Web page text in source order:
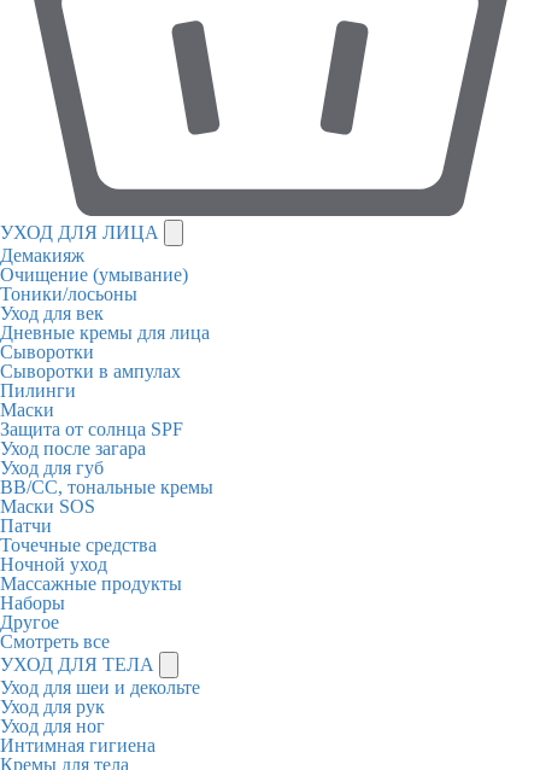
УХОД ДЛЯ ЛИЦА
Демакияж
Очищение (умывание)
Тоники/лосьоны
Уход для век
Дневные кремы для лица
Сыворотки
Сыворотки в ампулах
Пилинги
Маски
Защита от солнца SPF
Уход после загара
Уход для губ
BB/CC, тональные кремы
Маски SOS
Патчи
Точечные средства
Ночной уход
Массажные продукты
Наборы
Другое
Смотреть все
УХОД ДЛЯ ТЕЛА
Уход для шеи и декольте
Уход для рук
Уход для ног
Интимная гигиена
Кремы для тела